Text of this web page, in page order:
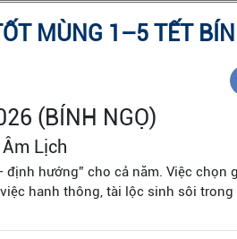
MÙNG 1–5 TẾT
(BÍNH NGỌ)
Lịch
hướng” cho cả năm. Việc chọn
hanh thông, tài lộc sinh sôi trong